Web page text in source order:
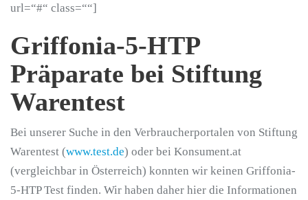
url=“#“ class=““]
Griffonia-5-HTP
Präparate bei Stiftung
Warentest
Bei unserer Suche in den Verbraucherportalen von Stiftung
Warentest (www.test.de) oder bei Konsument.at
(vergleichbar in Österreich) konnten wir keinen Griffonia-
5-HTP Test finden. Wir haben daher hier die Informationen